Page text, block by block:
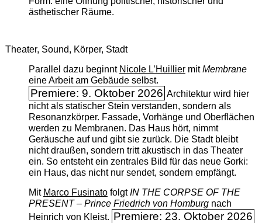
ästhetischer Räume.
Theater, Sound, Körper, Stadt
Parallel dazu beginnt Nicole L’Huilliermit ­Membrane
eine Arbeit am Gebäude selbst.
Premiere: 9. Oktober 2026 Architektur wird hier
nicht als statischer Stein verstanden, sondern als
Resonanzkörper. Fassade, Vorhänge und Oberflächen
werden zu Membranen. Das Haus hört, nimmt
Geräusche auf und gibt sie zurück. Die Stadt bleibt
nicht draußen, sondern tritt akustisch in das Theater
ein. So entsteht ein zentrales Bild für das neue Gorki:
ein Haus, das nicht nur sendet, sondern empfängt.
Mit Marco FusinatofolgtIN THE CORPSE OF THE
PRESENT – Prince Friedrich von Homburgnach
Heinrich von Kleist. Premiere: 23. Oktober 2026